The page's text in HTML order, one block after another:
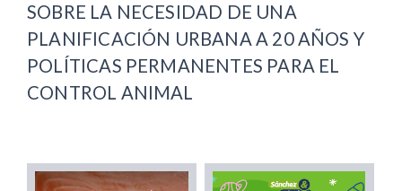
SOBRE LA NECESIDAD DE UNA
PLANIFICACIÓN URBANA A 20 AÑOS Y
POLÍTICAS PERMANENTES PARA EL
CONTROL ANIMAL